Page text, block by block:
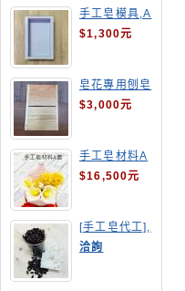
手工皂模具,A
4渲染盤
$1,300元
皂花專用刨皂
器
$3,000元
手工皂材料A
套
$16,500元
[手工皂代工],
釋迦手工皂
洽詢